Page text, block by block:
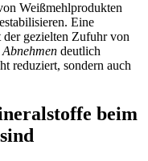
Weißmehlprodukten
Eine
gezielten Zufuhr von
Abnehmen deutlich
reduziert, sondern auch
beim